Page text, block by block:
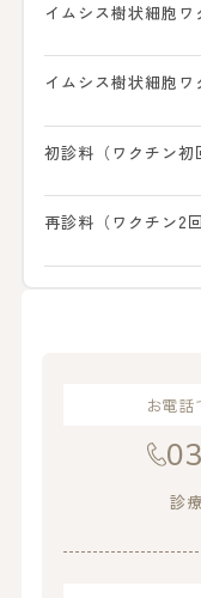
イムシス樹状細胞
イムシス樹状細胞
初診料（ワクチン初
再診料（ワクチン2
お電
診